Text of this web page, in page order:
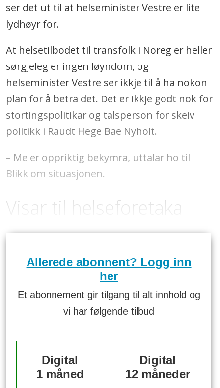
ser det ut til at helseminister Vestre er lite
lydhøyr for.
At helsetilbodet til transfolk i Noreg er heller
sørgjeleg er ingen løyndom, og
helseminister Vestre ser ikkje til å ha nokon
plan for å betra det. Det er ikkje godt nok for
stortingspolitikar og talsperson for skeiv
politikk i Raudt Hege Bae Nyholt.
– Me er oppriktig bekymra, uttalar ho til
Blikk om situasjonen.
Visar til helseforetaka
Allerede abonnent? Logg inn
her
Et abonnement gir tilgang til alt innhold og
vi har følgende tilbud
Digital
1 måned
Digital
12 måneder